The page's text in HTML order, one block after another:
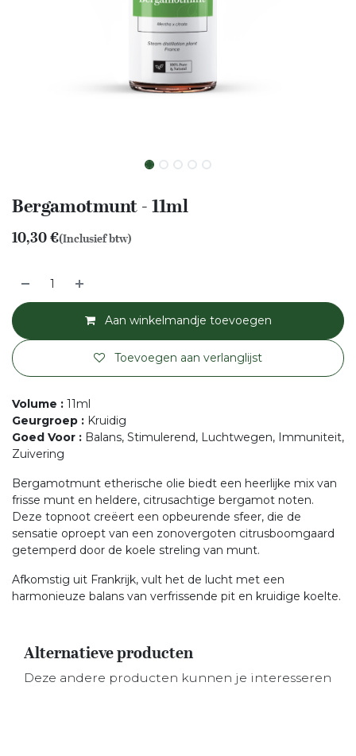
Bergamotmunt - 11ml
10,30€(Inclusief btw)
Aan winkelmandje toevoegen
Toevoegen aan verlanglijst
Volume : 11ml
Geurgroep : Kruidig
Goed Voor : Balans, Stimulerend, Luchtwegen, Immuniteit,
Zuivering
Bergamotmunt etherische olie biedt een heerlijke mix van
frisse munt en heldere, citrusachtige bergamot noten.
Deze topnoot creëert een opbeurende sfeer, die de
sensatie oproept van een zonovergoten citrusboomgaard
getemperd door de koele streling van munt.
Afkomstig uit Frankrijk, vult het de lucht met een
harmonieuze balans van verfrissende pit en kruidige koelte.
Alternatieve producten
Deze andere producten kunnen je interesseren